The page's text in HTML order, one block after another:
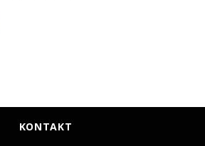
KONTAKT